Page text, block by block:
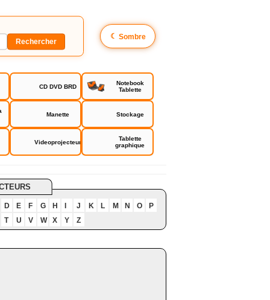
☾ Sombre
CD DVD BRD
Notebook
Tablette
Manette Stockage
Videoprojecteur
Tablette
graphique
D E F G H J K L M N O
P
T
U V W X Y Z